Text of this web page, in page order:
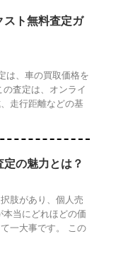
ト無料査定ガ
は、車の買取価格を
査定は、オンライ
走行距離などの基
の魅力とは？
肢があり、個人売
当にどれほどの価
一大事です。 この